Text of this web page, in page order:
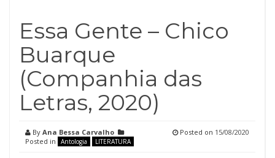
Essa Gente – Chico
Buarque
(Companhia das
Letras, 2020)
By Ana Bessa Carvalho
Posted in
Antologia LITERATURA
Posted on 15/08/2020